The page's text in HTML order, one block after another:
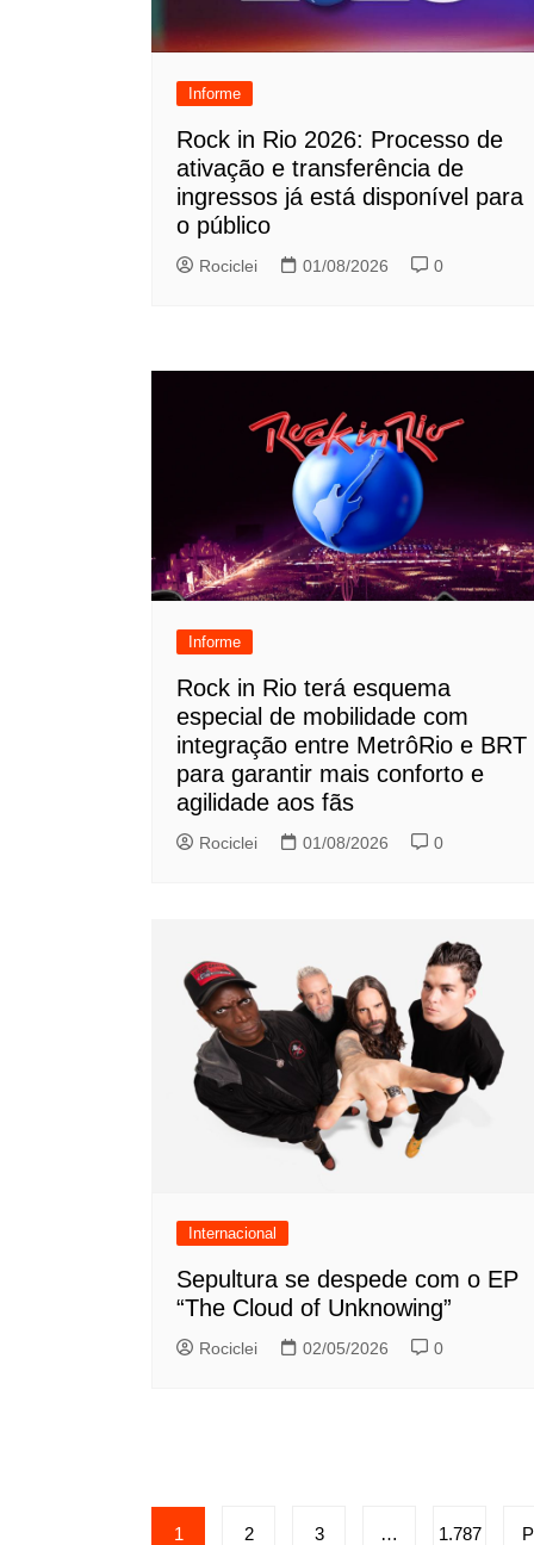
Informe
Rock in Rio 2026: Processo de
ativação e transferência de
ingressos já está disponível para
o público
Rociclei 01/08/2026 0
Informe
Rock in Rio terá esquema
especial de mobilidade com
integração entre MetrôRio e BRT
para garantir mais conforto e
agilidade aos fãs
Rociclei 01/08/2026 0
Internacional
Sepultura se despede com o EP
“The Cloud of Unknowing”
Rociclei 02/05/2026 0
Paginação
1 2 3 … 1.787